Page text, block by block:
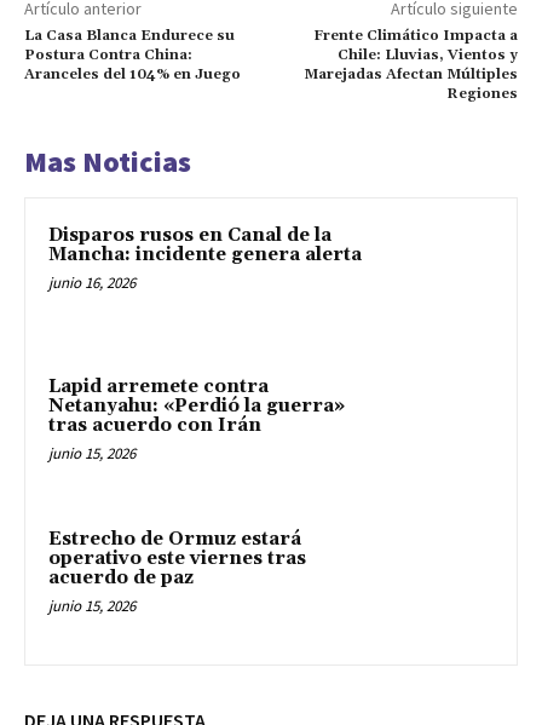
Artículo anterior
La Casa Blanca Endurece su
Postura Contra China:
Aranceles del 104% en Juego
Artículo siguiente
Frente Climático Impacta a
Chile: Lluvias, Vientos y
Marejadas Afectan Múltiples
Regiones
Mas Noticias
Disparos rusos en Canal de la
Mancha: incidente genera alerta
junio 16, 2026
Lapid arremete contra
Netanyahu: «Perdió la guerra»
tras acuerdo con Irán
junio 15, 2026
Estrecho de Ormuz estará
operativo este viernes tras
acuerdo de paz
junio 15, 2026
DEJA UNA RESPUESTA